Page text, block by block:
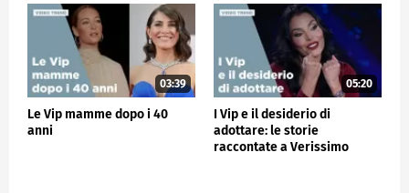
03:39
Le Vip mamme dopo i 40
anni
05:20
I Vip e il desiderio di
adottare: le storie
raccontate a Verissimo